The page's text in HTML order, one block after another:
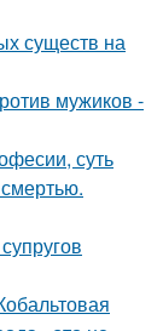
существ на
мужиков -
суть